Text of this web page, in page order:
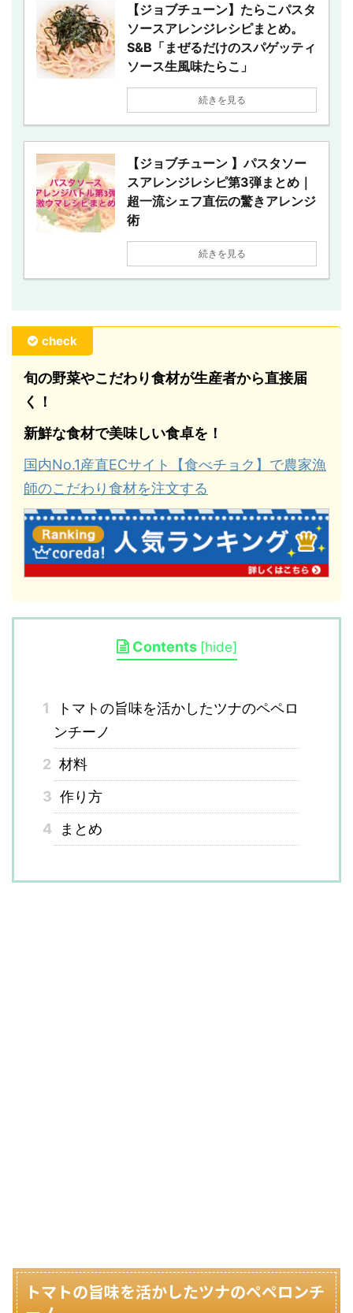
【ジョブチューン】たらこパスタ
ソースアレンジレシピまとめ。
S&B「まぜるだけのスパゲッティ
ソース生風味たらこ」
続きを見る
【ジョブチューン 】パスタソー
スアレンジレシピ第3弾まとめ｜
超一流シェフ直伝の驚きアレンジ
術
続きを見る
check
旬の野菜やこだわり食材が生産者から直接届
く！
新鮮な食材で美味しい食卓を！
国内No.1産直ECサイト【食べチョク】で農家漁
師のこだわり食材を注文する
Contents [hide]
1
トマトの旨味を活かしたツナのペペロ
ンチーノ
2 材料
3 作り方
4
まとめ
トマトの旨味を活かしたツナのペペロンチ